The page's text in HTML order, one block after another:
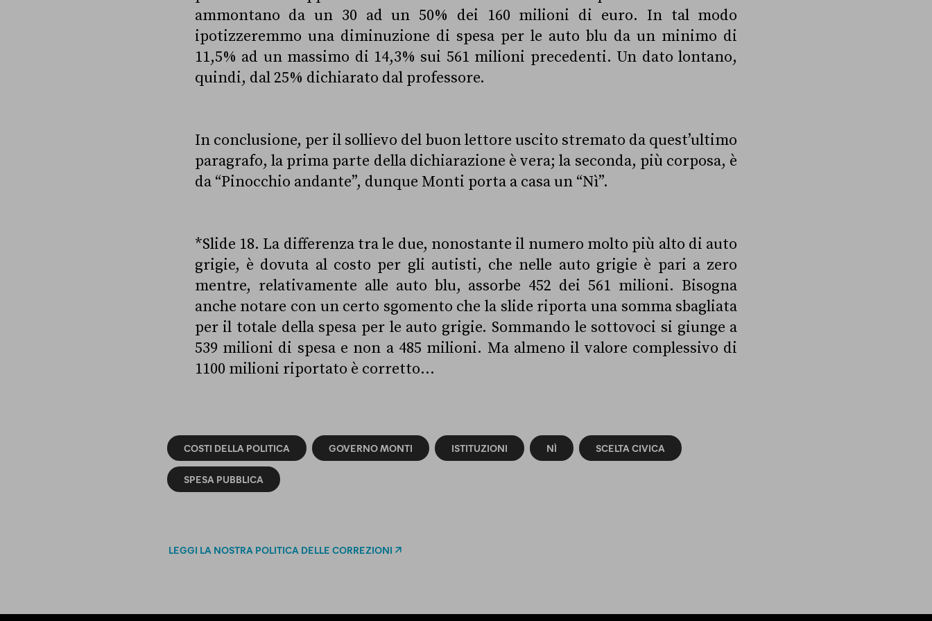
ammontano da un 30 ad un 50% dei 160 milioni di euro. In tal modo
ipotizzeremmo una diminuzione di spesa per le auto blu da un minimo di
11,5% ad un massimo di 14,3% sui 561 milioni precedenti. Un dato lontano,
quindi, dal 25% dichiarato dal professore.
In conclusione, per il sollievo del buon lettore uscito stremato da quest’ultimo
paragrafo, la prima parte della dichiarazione è vera; la seconda, più corposa, è
da “Pinocchio andante”, dunque Monti porta a casa un “Nì”.
*Slide 18. La differenza tra le due, nonostante il numero molto più alto di auto
grigie, è dovuta al costo per gli autisti, che nelle auto grigie è pari a zero
mentre, relativamente alle auto blu, assorbe 452 dei 561 milioni. Bisogna
anche notare con un certo sgomento che la slide riporta una somma sbagliata
per il totale della spesa per le auto grigie. Sommando le sottovoci si giunge a
539 milioni di spesa e non a 485 milioni. Ma almeno il valore complessivo di
1100 milioni riportato è corretto…
COSTI DELLA POLITICA GOVERNO MONTI ISTITUZIONI NÌ SCELTA CIVICA
SPESA PUBBLICA
LEGGI LA NOSTRA POLITICA DELLE CORREZIONI